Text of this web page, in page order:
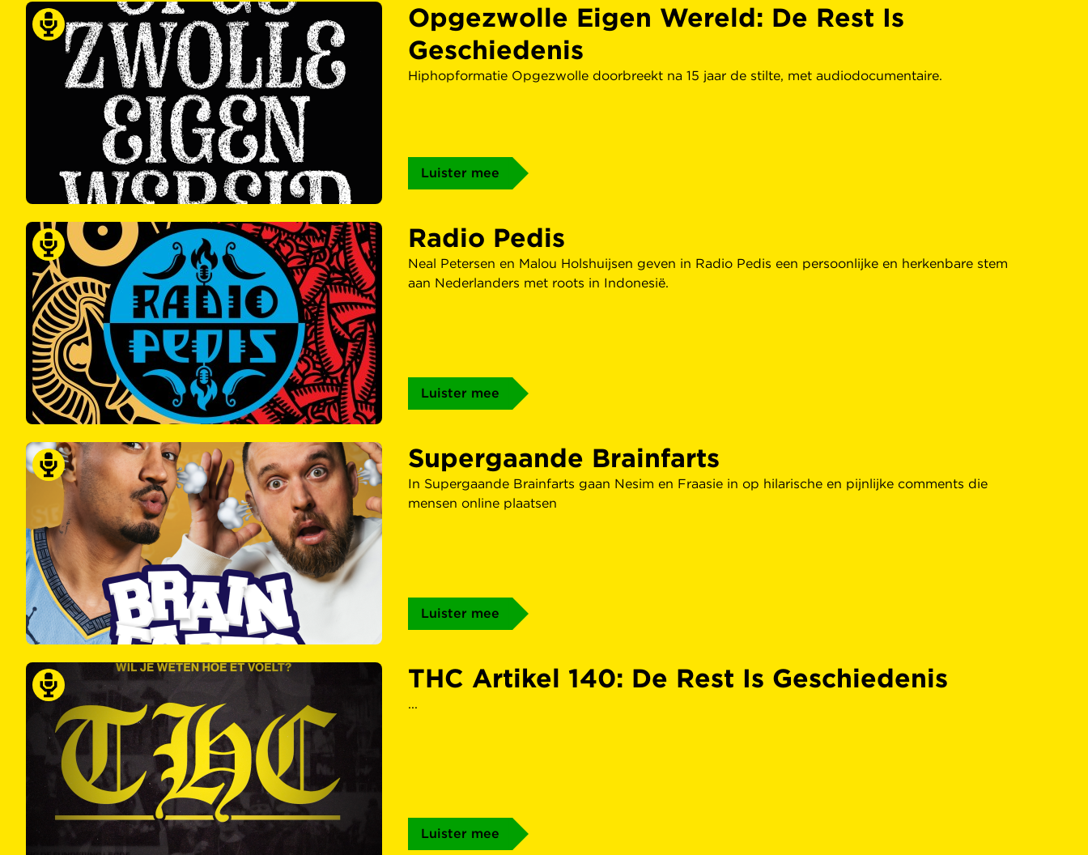
Opgezwolle Eigen Wereld: De Rest Is
Geschiedenis
Hiphopformatie Opgezwolle doorbreekt na 15 jaar de stilte, met audiodocumentaire.
Luister mee
Radio Pedis
Neal Petersen en Malou Holshuijsen geven in Radio Pedis een persoonlijke en herkenbare stem
aan Nederlanders met roots in Indonesië.
Luister mee
Supergaande Brainfarts
In Supergaande Brainfarts gaan Nesim en Fraasie in op hilarische en pijnlijke comments die
mensen online plaatsen
Luister mee
THC Artikel 140: De Rest Is Geschiedenis
...
Luister mee